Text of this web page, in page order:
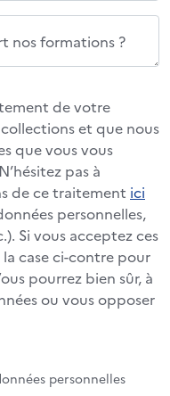
nos formations ?
de votre
et que nous
que vous vous
pas à
de ce traitement ici
personnelles,
Si vous acceptez ces
case ci-contre pour
pourrez bien sûr, à
ou vous opposer
personnelles